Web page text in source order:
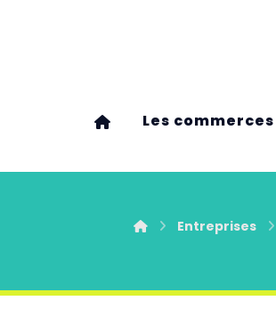
Les commerces
Entreprises